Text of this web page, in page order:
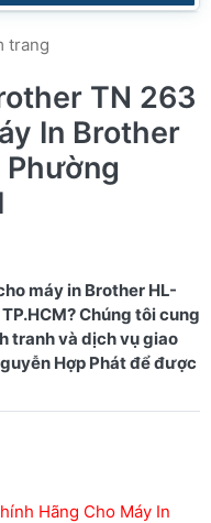
trang
TN 263
In Brother
máy in Brother HL-
Chúng tôi cung
tranh và dịch vụ giao
Hợp Phát để được
Hãng Cho Máy In